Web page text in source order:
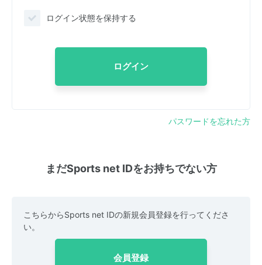
ログイン状態を保持する
ログイン
パスワードを忘れた方
まだSports net IDをお持ちでない方
こちらからSports net IDの新規会員登録を行ってくださ
い。
会員登録